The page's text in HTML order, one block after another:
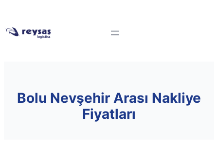
Bolu Nevşehir Arası Nakliye
Fiyatları